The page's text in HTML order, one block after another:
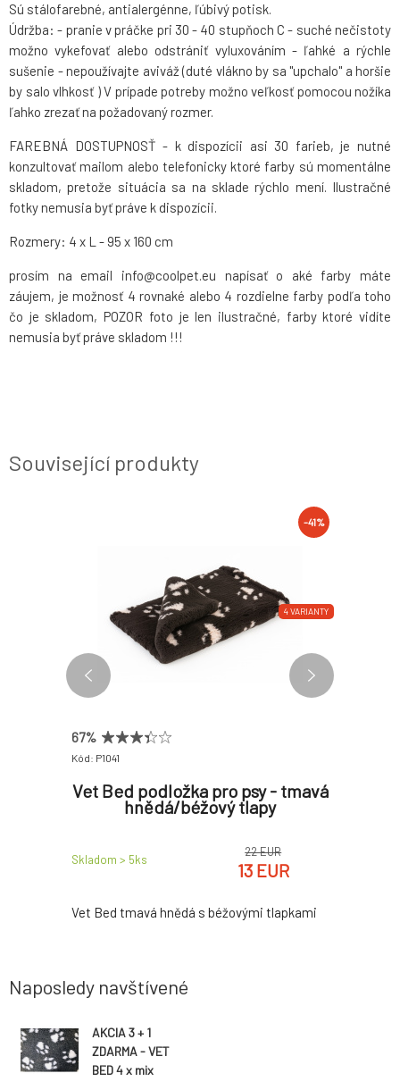
Sú stálofarebné, antialergénne, ľúbivý potisk.
Údržba: - pranie v práčke pri 30 - 40 stupňoch C - suché nečistoty
možno vykefovať alebo odstrániť vyluxováním - ľahké a rýchle
sušenie - nepoužívajte aviváž (duté vlákno by sa "upchalo" a horšie
by salo vlhkosť ) V prípade potreby možno veľkosť pomocou nožíka
ľahko zrezať na požadovaný rozmer.
FAREBNÁ DOSTUPNOSŤ - k dispozícii asi 30 farieb, je nutné
konzultovať mailom alebo telefonicky ktoré farby sú momentálne
skladom, pretože situácia sa na sklade rýchlo mení. Ilustračné
fotky nemusia byť práve k dispozícii.
Rozmery: 4 x L - 95 x 160 cm
prosím na email info@coolpet.eu napísať o aké farby máte
záujem, je možnosť 4 rovnaké alebo 4 rozdielne farby podľa toho
čo je skladom, POZOR foto je len ilustračné, farby ktoré vidíte
nemusia byť práve skladom !!!
Související produkty
4 VARIANTY
-41%
67%
Kód: P1041
Vet Bed podložka pro psy - tmavá
hnědá/béžový tlapy
Skladom > 5ks
22 EUR
13 EUR
Vet Bed tmavá hnědá s béžovými tlapkami
Naposledy navštívené
AKCIA 3 + 1
ZDARMA - VET
BED 4 x mix